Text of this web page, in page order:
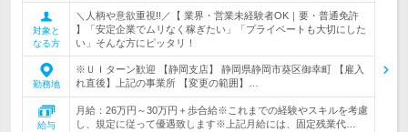
対象と
なる方
＼人柄や意欲重視!!／【 業界・営業未経験者OK｜要・普通免許
】「安定企業でムリなく稼ぎたい」「プライベートも大切にした
い」そんな方にピッタリ！
勤務地
※ＵＩターン歓迎 【静岡支店】 静岡県静岡市葵区御幸町 【雇入
れ直後】上記の事業所 【変更の範囲】…
給与
月給：26万円～30万円＋歩合給※これまでの経験やスキルを考慮
し、規定に従って優遇致します※上記月給には、固定残業代…